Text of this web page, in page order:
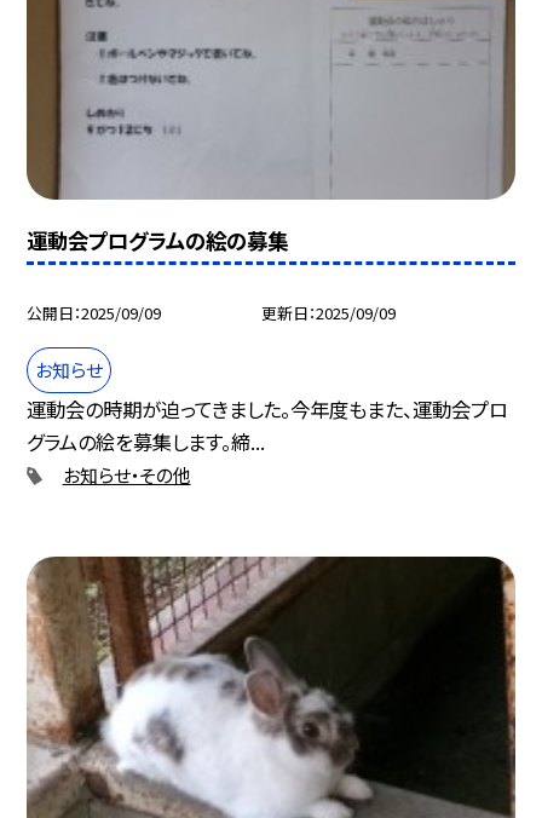
運動会プログラムの絵の募集
公開日 2025/09/09 更新日 2025/09/09
お知らせ
運動会の時期が迫ってきました。今年度もまた、運動会プロ
グラムの絵を募集します。締...
お知らせ・その他